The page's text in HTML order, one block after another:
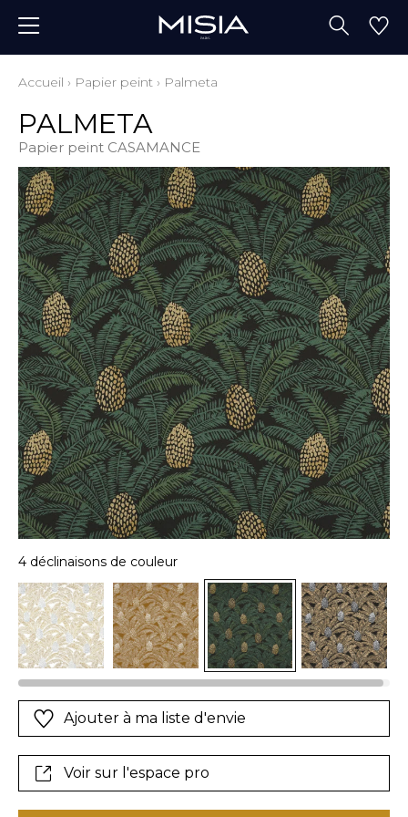
Accueil › Papier peint › Palmeta
PALMETA
Papier peint CASAMANCE
4 déclinaisons de couleur
Ajouter à ma liste d'envie
Voir sur l'espace pro